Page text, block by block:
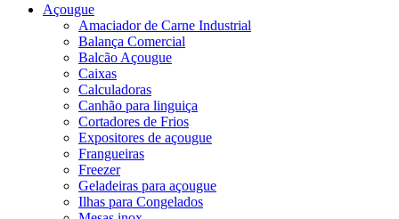
Açougue
Amaciador de Carne Industrial
Balança Comercial
Balcão Açougue
Caixas
Calculadoras
Canhão para linguiça
Cortadores de Frios
Expositores de açougue
Frangueiras
Freezer
Geladeiras para açougue
Ilhas para Congelados